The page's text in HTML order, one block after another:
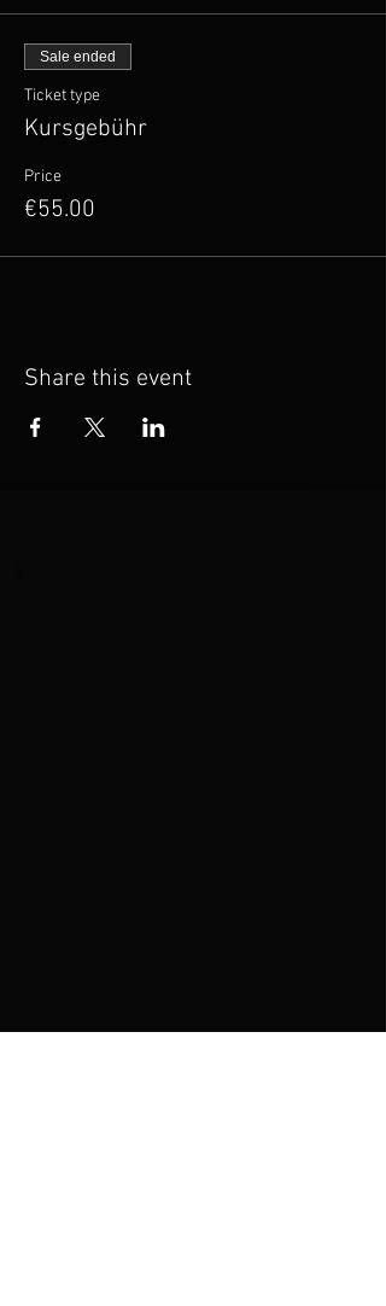
Sale ended
Ticket type
Kursgebühr
Price
€55.00
Share this event